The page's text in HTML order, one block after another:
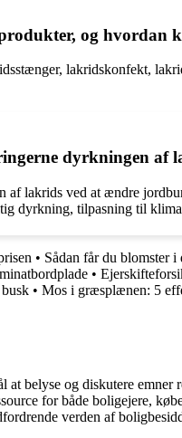
og hvordan
lakridskonfekt,
dyrkningen af
lakrids ved at ændre
dyrkning, tilpasning til
• Sådan får du blomster i
•
• Mos i græsplænen: 5
belyse og diskutere
for både boligejere,
verden af